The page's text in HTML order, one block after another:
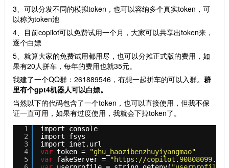
3、可以分发不同的模拟token，也可以容纳多个真实token，可
以称为token池
4、目前copilot可以免费试用一个月，大家可以共享出token来，
逐个白嫖
5、就算大家的免费试用都用尽，也可以分摊正式版的费用，如
果有20人拼车，每年的费用也就35元。
我建了一个QQ群：261889546，有想一起拼车的可以入群。 群
里有个gpt4机器人可以白嫖。
当然以下的代码包含了一个token，也可以直接使用，但我不保
证一直可用，如果有过度使用，我就会下掉token了。
1
2
3
4
5
import console
import fsys
import inet.url
var token =
"ghu_haozibenzhuyiyangmao"
var fakeServer =
"https://